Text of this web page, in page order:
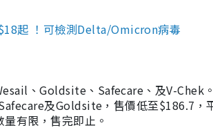
起 ！可檢測Delta/Omicron病毒
、Goldsite、Safecare、及V-Chek
及Goldsite，售價低至$186.7，
有限，售完即止。